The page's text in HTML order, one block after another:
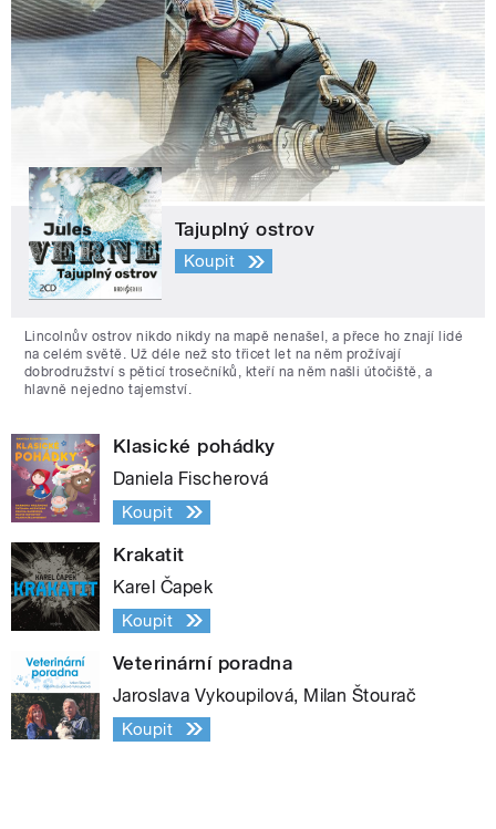
Tajuplný ostrov
Koupit
Lincolnův ostrov nikdo nikdy na mapě nenašel, a přece ho znají lidé
na celém světě. Už déle než sto třicet let na něm prožívají
dobrodružství s pěticí trosečníků, kteří na něm našli útočiště, a
hlavně nejedno tajemství.
Klasické pohádky
Daniela Fischerová
Koupit
Krakatit
Karel Čapek
Koupit
Veterinární poradna
Jaroslava Vykoupilová, Milan Štourač
Koupit